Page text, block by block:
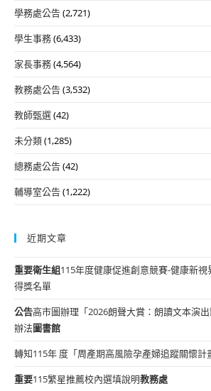
學務處公告(2,721)
學生事務(6,433)
家長事務(4,564)
教務處公告(3,532)
教師甄選(42)
未分類(1,285)
總務處公告(42)
輔導室公告(1,222)
近期文章
重要衛生組115年度健康促進創意競賽-健康新
得獎名單
公告高市圖辦理「2026朗聲大賞：朗讀文本演
辦法圖書館
轉知115年 度「周產期高風險孕產婦追蹤關懷計
重要115繁星推薦校內選填說明教務處